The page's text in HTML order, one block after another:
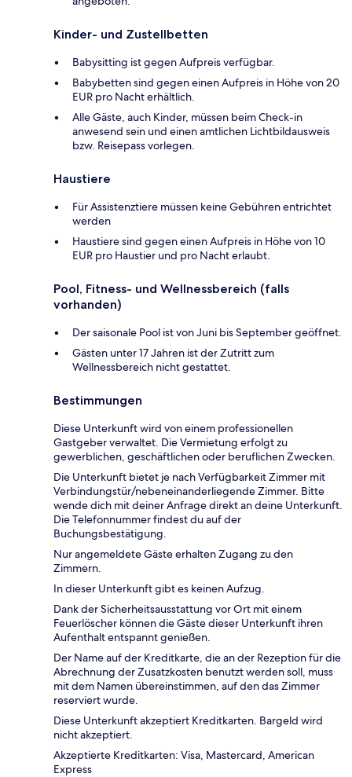
Kinder- und Zustellbetten
Babysitting ist gegen Aufpreis verfügbar.
Babybetten sind gegen einen Aufpreis in Höhe von 20
EUR pro Nacht erhältlich.
Alle Gäste, auch Kinder, müssen beim Check-in
anwesend sein und einen amtlichen Lichtbildausweis
bzw. Reisepass vorlegen.
Haustiere
Für Assistenztiere müssen keine Gebühren entrichtet
werden
Haustiere sind gegen einen Aufpreis in Höhe von 10
EUR pro Haustier und pro Nacht erlaubt.
Pool, Fitness- und Wellnessbereich (falls
vorhanden)
Der saisonale Pool ist von Juni bis September geöffnet.
Gästen unter 17 Jahren ist der Zutritt zum
Wellnessbereich nicht gestattet.
Bestimmungen
Diese Unterkunft wird von einem professionellen
Gastgeber verwaltet. Die Vermietung erfolgt zu
gewerblichen, geschäftlichen oder beruflichen Zwecken.
Die Unterkunft bietet je nach Verfügbarkeit Zimmer mit
Verbindungstür/nebeneinanderliegende Zimmer. Bitte
wende dich mit deiner Anfrage direkt an deine Unterkunft.
Die Telefonnummer findest du auf der
Buchungsbestätigung.
Nur angemeldete Gäste erhalten Zugang zu den
Zimmern.
In dieser Unterkunft gibt es keinen Aufzug.
Dank der Sicherheitsausstattung vor Ort mit einem
Feuerlöscher können die Gäste dieser Unterkunft ihren
Aufenthalt entspannt genießen.
Der Name auf der Kreditkarte, die an der Rezeption für die
Abrechnung der Zusatzkosten benutzt werden soll, muss
mit dem Namen übereinstimmen, auf den das Zimmer
reserviert wurde.
Diese Unterkunft akzeptiert Kreditkarten. Bargeld wird
nicht akzeptiert.
Akzeptierte Kreditkarten: Visa, Mastercard, American
Express